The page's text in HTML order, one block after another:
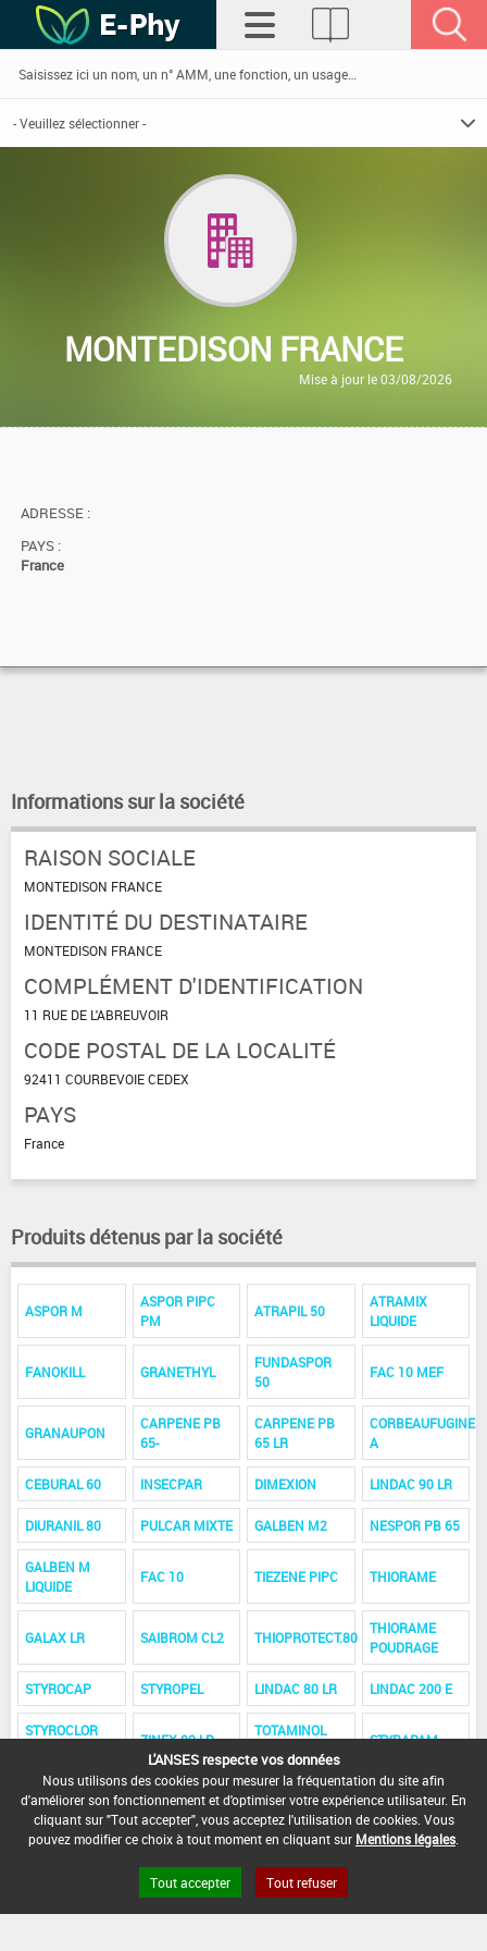
MONTEDISON FRANCE
Mise à jour le 03/08/2026
ADRESSE :
PAYS :
France
Informations sur la société
RAISON SOCIALE
MONTEDISON FRANCE
IDENTITÉ DU DESTINATAIRE
MONTEDISON FRANCE
COMPLÉMENT D'IDENTIFICATION
11 RUE DE L'ABREUVOIR
CODE POSTAL DE LA LOCALITÉ
92411 COURBEVOIE CEDEX
PAYS
France
Produits détenus par la société
ASPOR M
ASPOR PIPC
PM
ATRAPIL 50
ATRAMIX
LIQUIDE
FANOKILL GRANETHYL
FUNDASPOR
50
FAC 10 MEF
GRANAUPON
CARPENE PB
65-
CARPENE PB
65 LR
CORBEAUFUGINE
A
CEBURAL 60 INSECPAR DIMEXION LINDAC 90 LR
DIURANIL 80 PULCAR MIXTE GALBEN M2 NESPOR PB 65
GALBEN M
LIQUIDE
FAC 10 TIEZENE PIPC THIORAME
GALAX LR SAIBROM CL2 THIOPROTECT.80
THIORAME
POUDRAGE
STYROCAP STYROPEL LINDAC 80 LR LINDAC 200 E
STYROCLOR
ZINEX 80 LR
TOTAMINOL
STYRAPAM
ZIRANYL NUAPHOS.500. PROLANIL TP PROLANIL G
PROLANIL T PULCAR ROGOR 30 AS
L'ANSES respecte vos données
Nous utilisons des cookies pour mesurer la fréquentation du site afin
d'améliorer son fonctionnement et d'optimiser votre expérience utilisateur. En
cliquant sur "Tout accepter", vous acceptez l'utilisation de cookies. Vous
pouvez modifier ce choix à tout moment en cliquant sur Mentions légales
Tout accepter Tout refuser